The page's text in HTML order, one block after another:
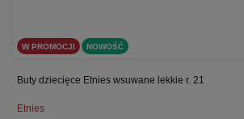
W PROMOCJI NOWOŚĆ
Buty dziecięce Etnies wsuwane lekkie r. 21
Etnies